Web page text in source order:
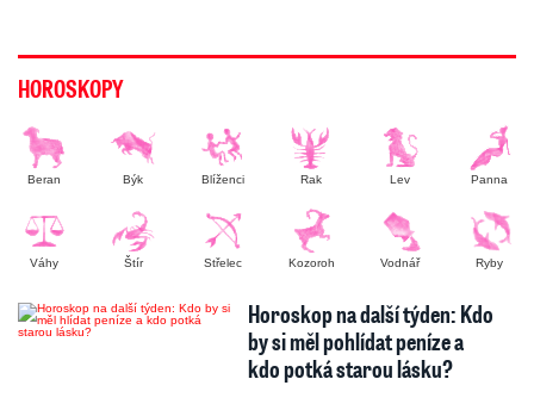
HOROSKOPY
Beran Býk Blíženci Rak Lev Panna
Váhy Štír Střelec Kozoroh Vodnář Ryby
Horoskop na další týden: Kdo
by si měl pohlídat peníze a
kdo potká starou lásku?